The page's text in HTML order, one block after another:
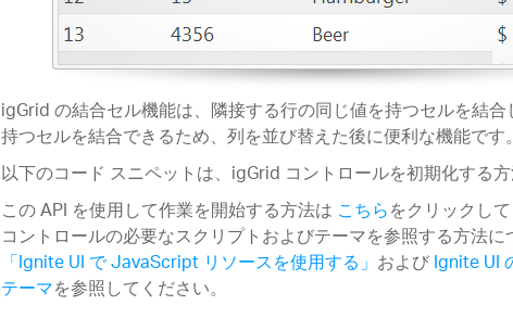
igGrid の結合セル機能は、隣接する行の同じ値を持つセルを結
持つセルを結合できるため、列を並び替えた後に便利な機能です。
以下のコード スニペットは、igGrid コントロールを初期化する方
この API を使用して作業を開始する方法は こちらをクリックし
コントロールの必要なスクリプトおよびテーマを参照する方法に
「Ignite UI で JavaScript リソースを使用する」 およびIgnite UI
テーマを参照してください。